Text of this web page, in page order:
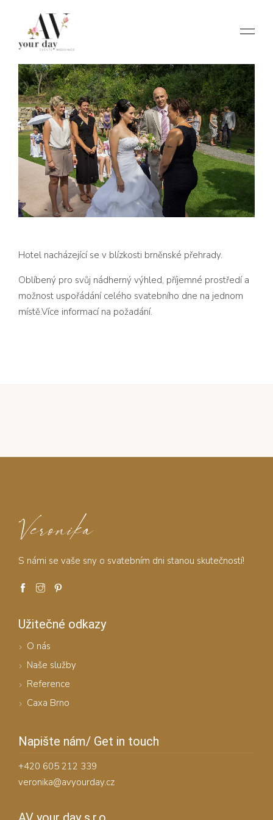
Hotel nacházející se v blízkosti brněnské přehrady.
Oblíbený pro svůj nádherný výhled, příjemné prostředí a
možnost uspořádání celého svatebního dne na jednom
místě.Více informací na požadání.
Veronika
S námi se vaše sny o svatebním dni stanou skutečností!
Užitečné odkazy
O nás
Naše služby
Reference
Caxa Brno
Napište nám/ Get in touch
+420 605 212 339
veronika@avyourday.cz